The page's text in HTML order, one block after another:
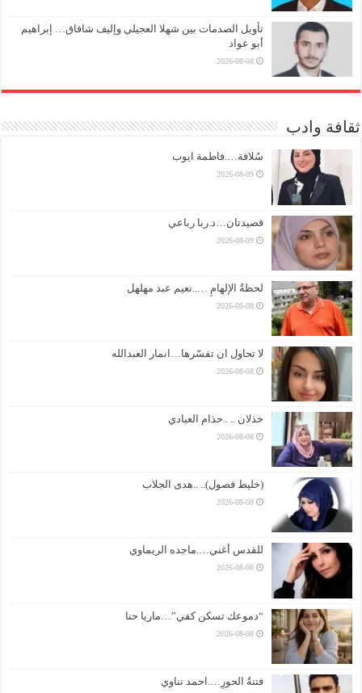
تأويل الصدمات بين شهلا العجيلي وإليف شافاق… إبراهيم
أبو عواد
2026-08-08
ثقافة وادب
سُلافة….فاطمة ايوب
2026-08-09
قصيدتان…د.ربا رباعي
2026-08-09
لحظةُ الإلهامِ …..نعيم عبد مهلهل
2026-08-08
لا تحاول ان تفسّرها…انمار العبدالله
2026-08-08
خذلان .. ..حذام العبادي
2026-08-08
(خليط فصول).. ..هدى الجلاب
2026-08-08
للقدس أغني….ماجده الريماوي
2026-08-08
“دموعك تسكن كفي”…ماريا حنا
2026-08-08
فتنةُ الحورِ….احمد نناوي